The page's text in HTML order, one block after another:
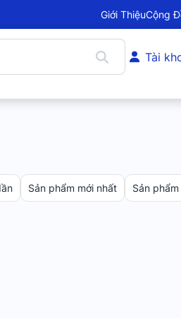
Giới ThiệuCộng
Tài
Sản phẩm mới nhất Sản